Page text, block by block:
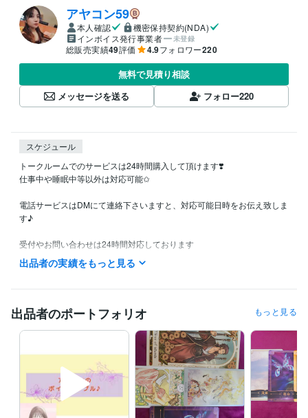
アヤコン59
本人確認
機密保持契約(NDA)
インボイス発行事業者
未登録
総販売実績49評価 4.9フォロワー220
無料で見積り相談
メッセージを送る
フォロー220
スケジュール
トークルームでのサービスは24時間購入して頂けます❣️
仕事中や睡眠中等以外は対応可能✩
電話サービスはDMにて連絡下さいますと、対応可能日時をお伝え致しま
す♪
受付やお問い合わせは24時間対応しております
お待たせしないようスムーズな対応を心掛けていますので、よろしくお
願いいたします(*´︶`*)
資格・検定
占い 恋愛 仕事 人間関係 なんでも
悩み相談・カウンセリング 傾聴・相談・雑談
愚痴 雑談 惚気 趣味
出品者の実績をもっと見る
出品者のポートフォリオ もっと見る